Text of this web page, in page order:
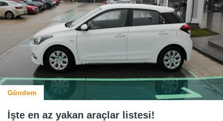
Gündem
İşte en az yakan araçlar listesi!